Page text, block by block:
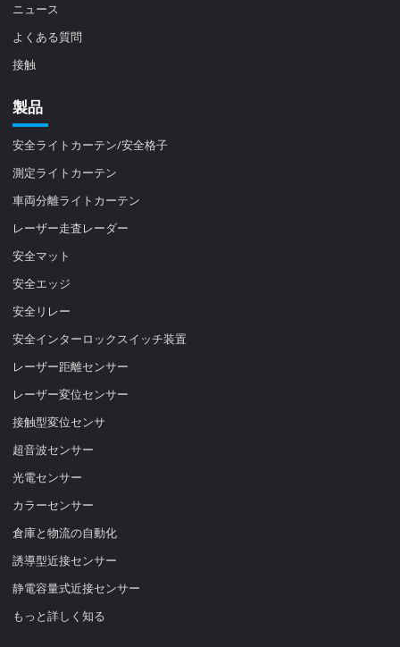
ニュース
よくある質問
接触
製品
安全ライトカーテン/安全格子
測定ライトカーテン
車両分離ライトカーテン
レーザー走査レーダー
安全マット
安全エッジ
安全リレー
安全インターロックスイッチ装置
レーザー距離センサー
レーザー変位センサー
接触型変位センサ
超音波センサー
光電センサー
カラーセンサー
倉庫と物流の自動化
誘導型近接センサー
静電容量式近接センサー
もっと詳しく知る